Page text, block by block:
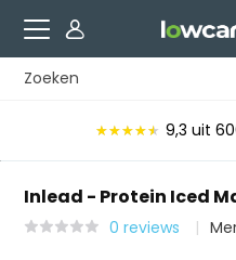
★★★★★
★★★★★ 9,3 uit
Inlead - Protein Iced
0 reviews